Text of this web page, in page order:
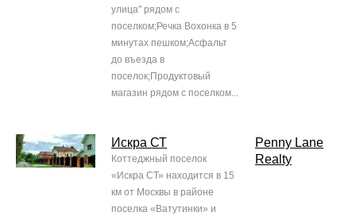
улица" рядом с
поселком;Речка Вохонка в 5
минутах пешком;Асфальт
до въезда в
поселок;Продуктовый
магазин рядом с поселком...
Искра СТ
Коттеджный поселок
«Искра СТ» находится в 15
км от Москвы в районе
поселка «Ватутинки» и
Penny Lane
Realty